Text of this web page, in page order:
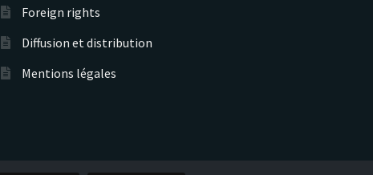
Foreign rights
Diffusion et distribution
Mentions légales